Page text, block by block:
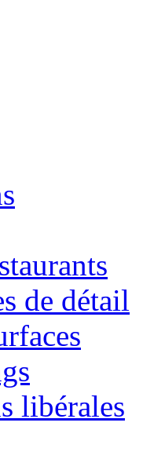
de détail
libérales